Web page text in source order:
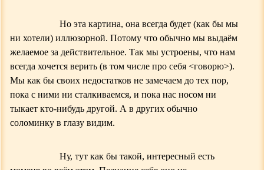
Но эта картина, она всегда будет (как бы мы
ни хотели) иллюзорной. Потому что обычно мы выдаём
желаемое за действительное. Так мы устроены, что нам
всегда хочется верить (в том числе про себя <говорю>).
Мы как бы своих недостатков не замечаем до тех пор,
пока с ними ни сталкиваемся, и пока нас носом ни
тыкает кто-нибудь другой. А в других обычно
соломинку в глазу видим.
Ну, тут как бы такой, интересный есть